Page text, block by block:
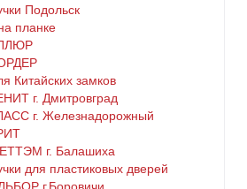
Подольск
планке
Китайских замков
г. Дмитровград
г. Железнадорожный
г. Балашиха
для пластиковых дверей